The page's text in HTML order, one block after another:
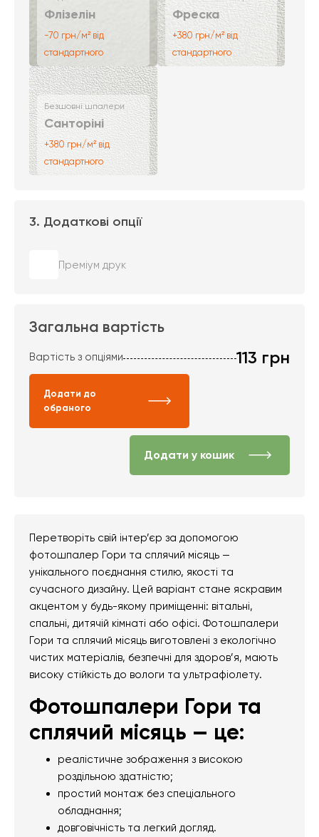
Флізелін
-70 грн/м² від
стандартного
Фреска
+380 грн/м² від
стандартного
Безшовні шпалери
Санторіні
+380 грн/м² від
стандартного
3. Додаткові опції
Преміум друк
Загальна вартість
Вартість з опціями 113 грн
Додати до
обраного
Додати у кошик
Перетворіть свій інтер’єр за допомогою
фотошпалер Гори та сплячий місяць —
унікального поєднання стилю, якості та
сучасного дизайну. Цей варіант стане яскравим
акцентом у будь-якому приміщенні: вітальні,
спальні, дитячій кімнаті або офісі. Фотошпалери
Гори та сплячий місяць виготовлені з екологічно
чистих матеріалів, безпечні для здоров’я, мають
високу стійкість до вологи та ультрафіолету.
Фотошпалери Гори та
сплячий місяць — це:
реалістичне зображення з високою
роздільною здатністю;
простий монтаж без спеціального
обладнання;
довговічність та легкий догляд.